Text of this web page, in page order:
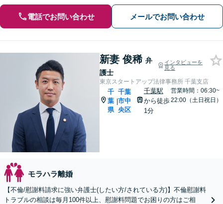
電話でお問い合わせ メールでお問い合わせ
新妻 俊稀 弁
護士
インタビューを
見る
東京スタートアップ法律事務所 千葉支店
千
葉
県
|
千葉
市中
央区
千葉駅
から徒歩
1分
営業時間：06:30~
22:00（土日祝日）
モラハラ離婚
【不倫/慰謝料請求に強い弁護士(したい方/されている方)】不倫慰謝料
トラブルの相談は毎月100件以上、慰謝料問題でお困りの方はご相